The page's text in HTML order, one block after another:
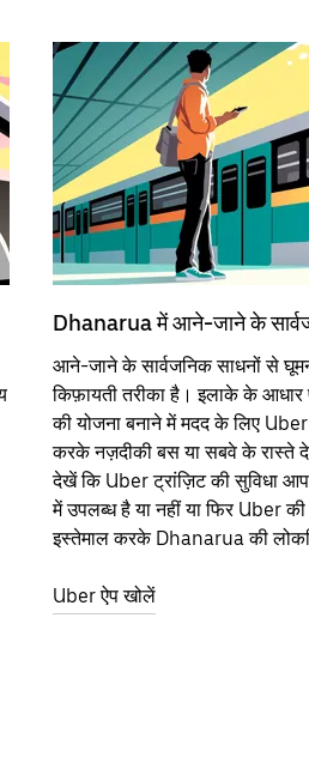
Dhanarua में आने-जाने के
आने-जाने के सार्वजनिक साधनों से
किफ़ायती तरीका है। इलाके के
की योजना बनाने में मदद के लिए
करके नज़दीकी बस या सबवे के
देखें कि Uber ट्रांज़िट की सुविधा
में उपलब्ध है या नहीं या फिर Uber की
इस्तेमाल करके Dhanarua की
Uber ऐप खोलें